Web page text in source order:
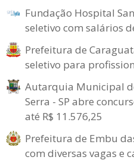
Fundação Hospital
seletivo com salários
Prefeitura de
seletivo para
Autarquia Municipal
Serra - SP abre
até R$ 11.576,25
Prefeitura de Embu
com diversas vagas e